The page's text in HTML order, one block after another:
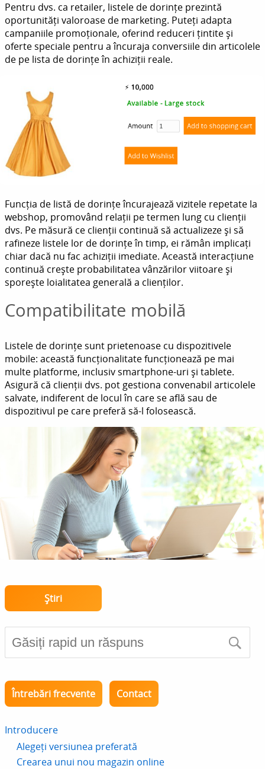
Pentru dvs. ca retailer, listele de dorințe prezintă
oportunități valoroase de marketing. Puteți adapta
campaniile promoționale, oferind reduceri țintite și
oferte speciale pentru a încuraja conversiile din articolele
de pe lista de dorințe în achiziții reale.
Funcția de listă de dorințe încurajează vizitele repetate la
webshop, promovând relații pe termen lung cu clienții
dvs. Pe măsură ce clienții continuă să actualizeze și să
rafineze listele lor de dorințe în timp, ei rămân implicați
chiar dacă nu fac achiziții imediate. Această interacțiune
continuă crește probabilitatea vânzărilor viitoare și
sporește loialitatea generală a clienților.
Compatibilitate mobilă
Listele de dorințe sunt prietenoase cu dispozitivele
mobile: această funcționalitate funcționează pe mai
multe platforme, inclusiv smartphone-uri și tablete.
Asigură că clienții dvs. pot gestiona convenabil articolele
salvate, indiferent de locul în care se află sau de
dispozitivul pe care preferă să-l folosească.
Știri
Întrebări frecvente Contact
Introducere
Alegeți versiunea preferată
Crearea unui nou magazin online